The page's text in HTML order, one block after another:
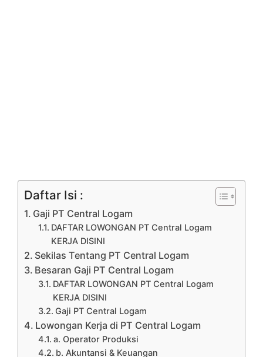
Daftar Isi :
Gaji PT Central Logam
DAFTAR LOWONGAN PT Central Logam
KERJA DISINI
Sekilas Tentang PT Central Logam
Besaran Gaji PT Central Logam
DAFTAR LOWONGAN PT Central Logam
KERJA DISINI
Gaji PT Central Logam
Lowongan Kerja di PT Central Logam
a. Operator Produksi
b. Akuntansi & Keuangan